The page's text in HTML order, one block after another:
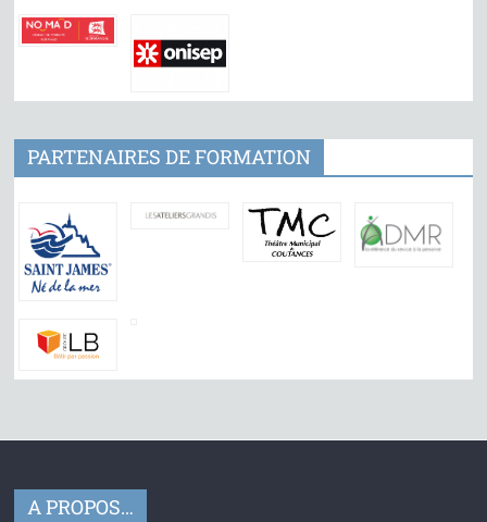
PARTENAIRES DE FORMATION
A PROPOS…